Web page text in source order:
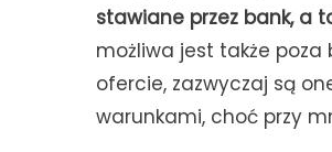
stawiane przez bank, a
możliwa jest także
ofercie, zazwyczaj są
warunkami, choć przy